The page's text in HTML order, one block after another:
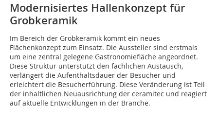
Modernisiertes Hallenkonzept für
Grobkeramik
Im Bereich der Grobkeramik kommt ein neues
Flächenkonzept zum Einsatz. Die Aussteller sind erstmals
um eine zentral gelegene Gastronomiefläche angeordnet.
Diese Struktur unterstützt den fachlichen Austausch,
verlängert die Aufenthaltsdauer der Besucher und
erleichtert die Besucherführung. Diese Veränderung ist Teil
der inhaltlichen Neuausrichtung der ceramitec und reagiert
auf aktuelle Entwicklungen in der Branche.